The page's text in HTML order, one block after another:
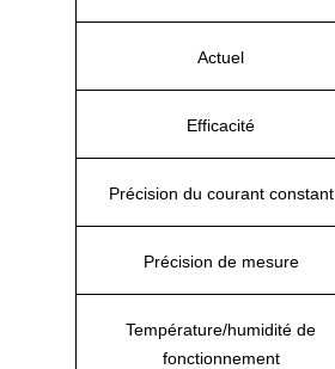
Actuel
Efficacité
Précision du courant constant
Précision de mesure
Température/humidité de
fonctionnement